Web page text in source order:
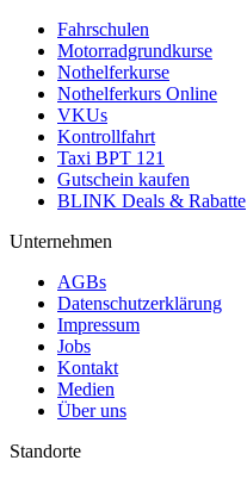
Fahrschulen
Motorradgrundkurse
Nothelferkurse
Nothelferkurs Online
VKUs
Kontrollfahrt
Taxi BPT 121
Gutschein kaufen
BLINK Deals & Rabatte
Unternehmen
AGBs
Datenschutzerklärung
Impressum
Jobs
Kontakt
Medien
Über uns
Standorte